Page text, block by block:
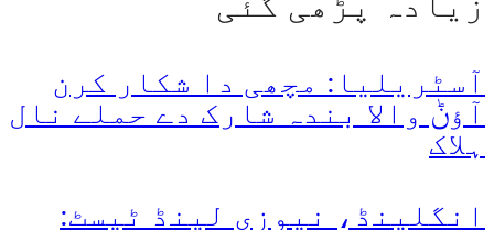
آسٹریلیا: مچھی دا شکار کرن
آؤݨ والا بندہ شارک دے حملے نال
ہلاک
انگلینڈ، نیوزی لینڈ ٹیسٹ: